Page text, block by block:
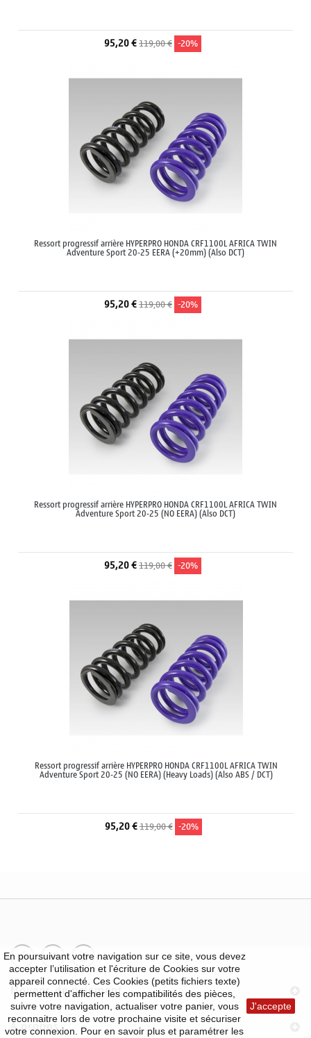
95,20 €119,00 € -20%
Ressort progressif arrière HYPERPRO HONDA CRF1100L AFRICA TWIN
Adventure Sport 20-25 EERA (+20mm) (Also DCT)
95,20 €119,00 € -20%
Ressort progressif arrière HYPERPRO HONDA CRF1100L AFRICA TWIN
Adventure Sport 20-25 (NO EERA) (Also DCT)
95,20 €119,00 € -20%
Ressort progressif arrière HYPERPRO HONDA CRF1100L AFRICA TWIN
Adventure Sport 20-25 (NO EERA) (Heavy Loads) (Also ABS / DCT)
95,20 €119,00 € -20%
Moyens de paiement
À propos
En poursuivant votre navigation sur ce site, vous devez
accepter l’utilisation et l'écriture de Cookies sur votre
appareil connecté. Ces Cookies (petits fichiers texte)
permettent d'afficher les compatibilités des pièces,
suivre votre navigation, actualiser votre panier, vous
reconnaitre lors de votre prochaine visite et sécuriser
votre connexion. Pour en savoir plus et paramétrer les
J'accepte